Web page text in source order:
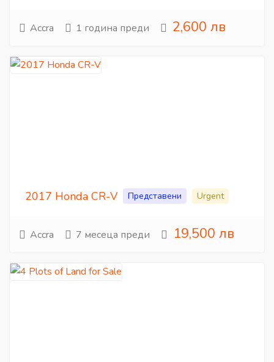
Accra 1 година преди 2,600 лв
2017 Honda CR-V Представени Urgent
Accra 7 месеца преди 19,500 лв